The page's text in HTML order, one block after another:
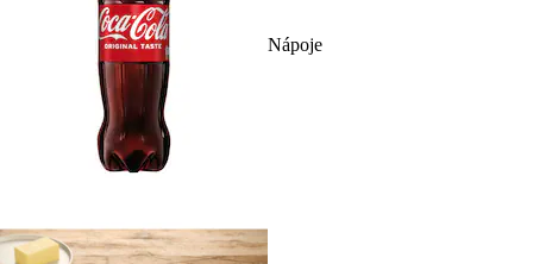
Nápoje